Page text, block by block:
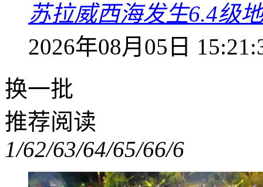
苏拉威西海发生6.4级
2026年08月05日
换一批
推荐阅读
1/62/63/64/65/66/6